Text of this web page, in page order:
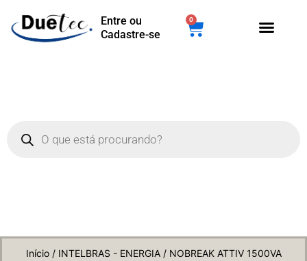
Entre ou
Cadastre-se
0
Início/ INTELBRAS - ENERGIA/ NOBREAK ATTIV 1500VA